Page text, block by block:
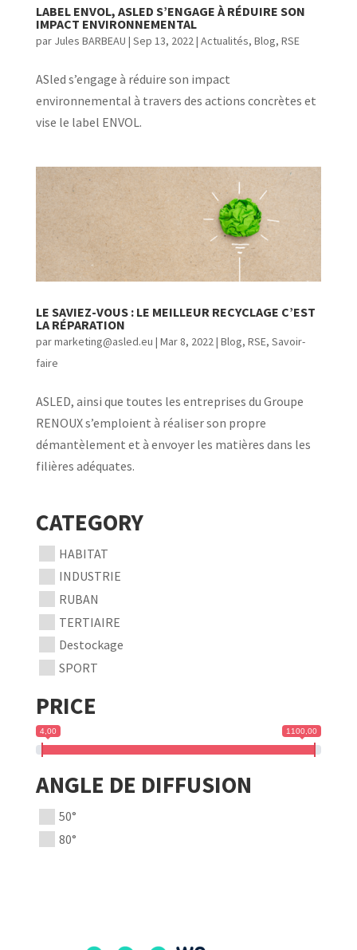
LABEL ENVOL, ASLED S’ENGAGE À RÉDUIRE SON
IMPACT ENVIRONNEMENTAL
par Jules BARBEAU | Sep 13, 2022| Actualités, Blog, RSE
ASled s’engage à réduire son impact
environnemental à travers des actions concrètes et
vise le label ENVOL.
LE SAVIEZ-VOUS : LE MEILLEUR RECYCLAGE C’EST
LA RÉPARATION
parmarketing@asled.eu | Mar 8, 2022| Blog, RSE, Savoir-
faire
ASLED, ainsi que toutes les entreprises du Groupe
RENOUX s’emploient à réaliser son propre
démantèlement et à envoyer les matières dans les
filières adéquates.
CATEGORY
HABITAT
INDUSTRIE
RUBAN
TERTIAIRE
Destockage
SPORT
PRICE
4,00 1100,00
ANGLE DE DIFFUSION
50°
80°